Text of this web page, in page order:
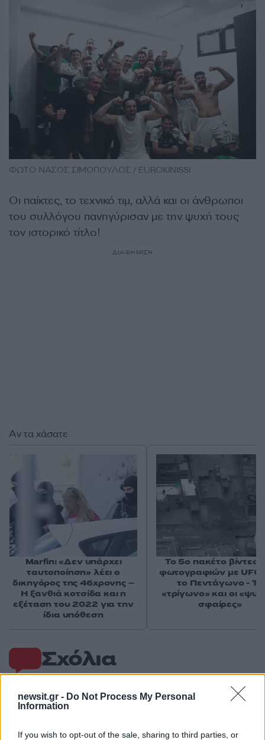
newsit.gr - Do Not Process My Personal
Information
If you wish to opt-out of the sale, sharing to third parties, or
ΦΩΤΟ ΝΑΣΟΣ ΣΙΜΟΠΟΥΛΟΣ / EUROKINISSI
Οι παίκτες, το τεχνικό τιμ, αλλά και οι άνθρωποι
του συλλόγου πανηγύρισαν με την ψυχή τους
τον ιστορικό τίτλο!
ΔΙΑΦΗΜΙΣΗ
Σχόλια
Αν τα χάσατε
Marfin: «Δεν υπάρχει
ταυτοποίηση» λέει ο
δικηγόρος της 46χρονης –
Η ξανθιά κοτσίδα και η
εξέταση του 2022 για την
ίδια υπόθεση
Το 5ο πακέτο βίντεο
φωτογραφιών με UFO
το Πεντάγωνο - Το
«τρίγωνο» και οι
σφαίρες»